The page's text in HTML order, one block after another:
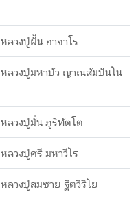
หลวงปู่ฝั้น อาจาโร
หลวงปู่มหาบัว ญาณสัมปันโน
หลวงปู่มั่น ภูริทัตโต
หลวงปู่ศรี มหาวีโร
หลวงปู่สมชาย ฐิตวิริโย